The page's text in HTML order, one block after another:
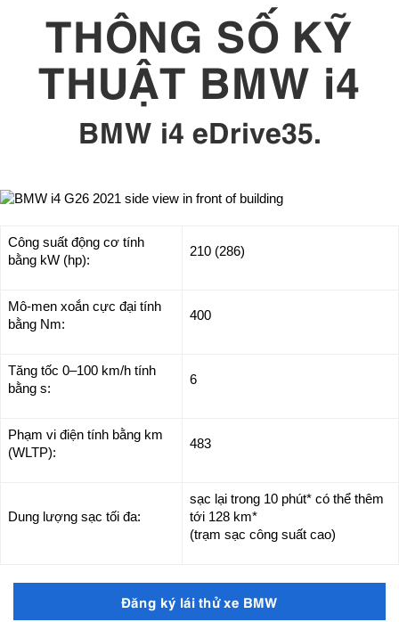
THÔNG SỐ KỸ
THUẬT BMW i4
BMW i4 eDrive35.
Công suất động cơ tính
bằng kW (hp):
210 (286)
Mô-men xoắn cực đại tính
bằng Nm:
400
Tăng tốc 0–100 km/h tính
bằng s:
6
Phạm vi điện tính bằng km
(WLTP):
483
Dung lượng sạc tối đa:
sạc lại trong 10 phút* có thể thêm
tới 128 km*
(trạm sạc công suất cao)
Đăng ký lái thử xe BMW